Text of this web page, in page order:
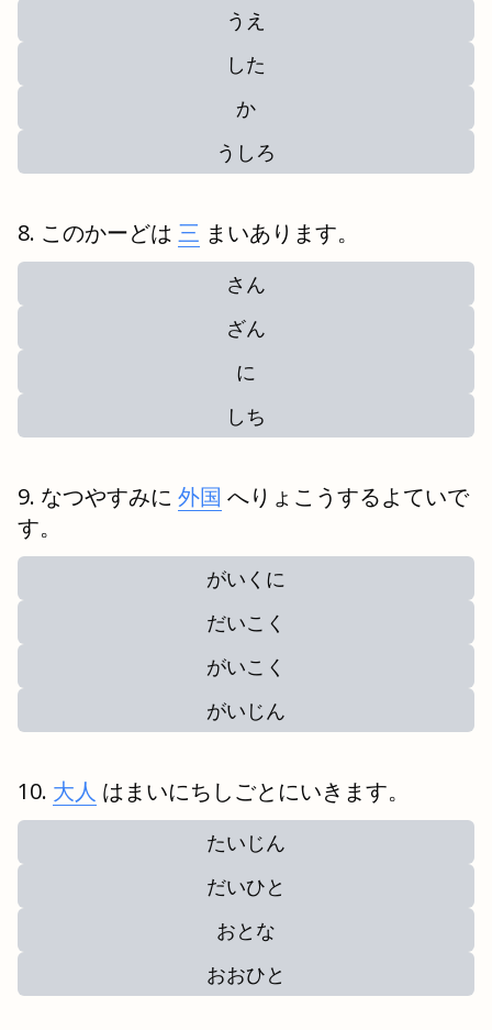
うえ
した
か
うしろ
このかーどは 三 まいあります。
さん
ざん
に
しち
なつやすみに 外国 へりょこうするよていで
す。
がいくに
だいこく
がいこく
がいじん
大人 はまいにちしごとにいきます。
たいじん
だいひと
おとな
おおひと